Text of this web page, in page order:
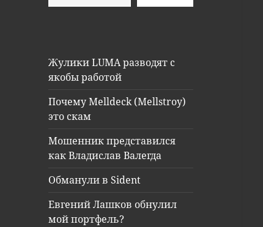
Жулики LUMA разводят с
якобы работой
Почему Melldeck (Mellstroy)
это скам
Мошенник представился
как Владислав Валегда
Обманули в Sident
Евгений Лашков обнулил
мой портфель?